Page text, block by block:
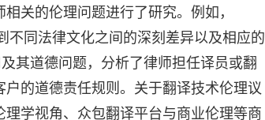
关的伦理问题进行了研究。例如，
同法律文化之间的深刻差异以及相应的
其道德问题，分析了律师担任译员或翻
的道德责任规则。关于翻译技术伦理议
学视角、众包翻译平台与商业伦理等商